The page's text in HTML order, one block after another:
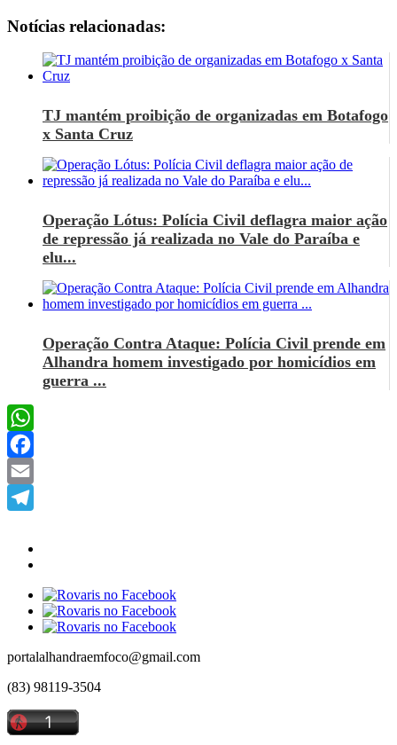
Notícias relacionadas:
TJ mantém proibição de organizadas em Botafogo
x Santa Cruz
Operação Lótus: Polícia Civil deflagra maior ação
de repressão já realizada no Vale do Paraíba e
elu...
Operação Contra Ataque: Polícia Civil prende em
Alhandra homem investigado por homicídios em
guerra ...
WhatsApp
Facebook
Email
portalalhandraemfoco@gmail.com
(83) 98119-3504